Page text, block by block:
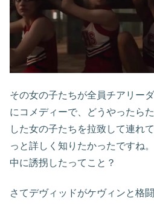
その女の子たちが全員チアリー
にコメディーで、どうやったら
した女の子たちを拉致して連れ
っと詳しく知りたかったですね
中に誘拐したってこと？
さてデヴィッドがケヴィンと格